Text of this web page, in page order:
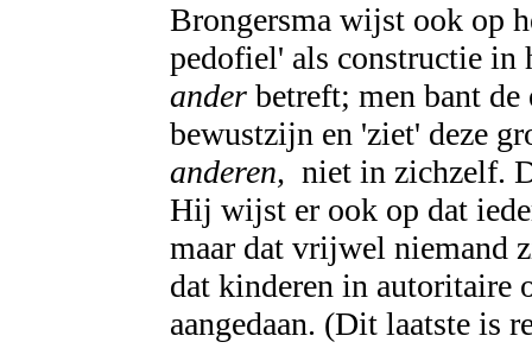
Brongersma wijst ook op
pedofiel' als constructie
ander betreft; men bant
bewustzijn en 'ziet' deze
anderen, niet in zichzelf.
Hij wijst er ook op dat
maar dat vrijwel niemand
dat kinderen in autoritaire
aangedaan. (Dit laatste is